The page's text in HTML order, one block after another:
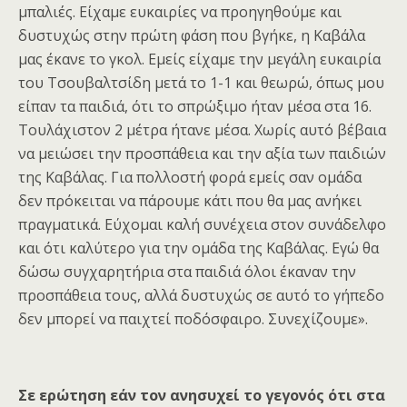
μπαλιές. Είχαμε ευκαιρίες να προηγηθούμε και
δυστυχώς στην πρώτη φάση που βγήκε, η Καβάλα
μας έκανε το γκολ. Εμείς είχαμε την μεγάλη ευκαιρία
του Τσουβαλτσίδη μετά το 1-1 και θεωρώ, όπως μου
είπαν τα παιδιά, ότι το σπρώξιμο ήταν μέσα στα 16.
Τουλάχιστον 2 μέτρα ήτανε μέσα. Χωρίς αυτό βέβαια
να μειώσει την προσπάθεια και την αξία των παιδιών
της Καβάλας. Για πολλοστή φορά εμείς σαν ομάδα
δεν πρόκειται να πάρουμε κάτι που θα μας ανήκει
πραγματικά. Εύχομαι καλή συνέχεια στον συνάδελφο
και ότι καλύτερο για την ομάδα της Καβάλας. Εγώ θα
δώσω συγχαρητήρια στα παιδιά όλοι έκαναν την
προσπάθεια τους, αλλά δυστυχώς σε αυτό το γήπεδο
δεν μπορεί να παιχτεί ποδόσφαιρο. Συνεχίζουμε».
Σε ερώτηση εάν τον ανησυχεί το γεγονός ότι στα